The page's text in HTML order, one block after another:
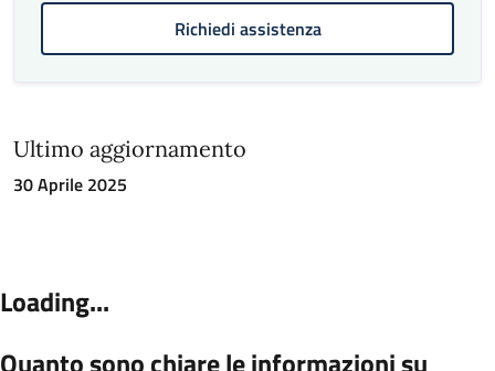
Richiedi assistenza
Ultimo aggiornamento
30 Aprile 2025